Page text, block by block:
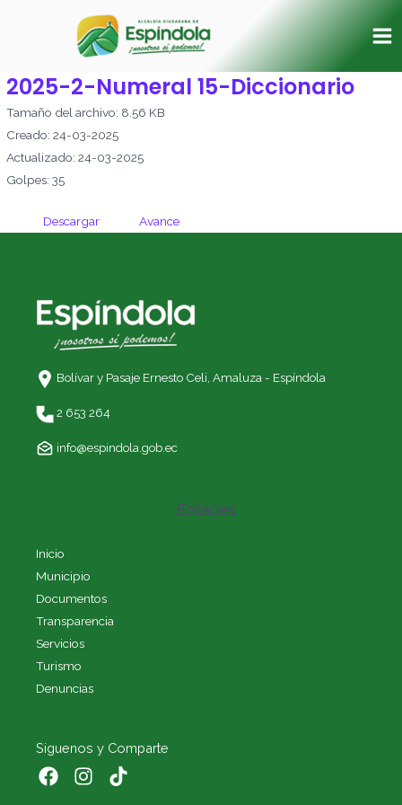
2025-2-Numeral 15-Diccionario
Tamaño del archivo: 8.56 KB
Creado: 24-03-2025
Actualizado: 24-03-2025
Golpes: 35
Descargar Avance
Bolívar y Pasaje Ernesto Celi, Amaluza - Espíndola
2 653 264
info@espindola.gob.ec
Enlaces
Inicio
Municipio
Documentos
Transparencia
Servicios
Turismo
Denuncias
Siguenos y Comparte